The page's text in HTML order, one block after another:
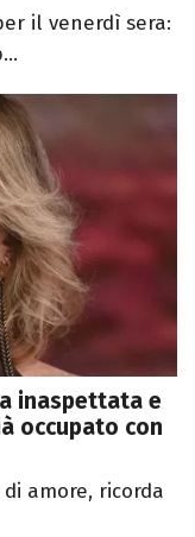
il venerdì sera:
inaspettata e
occupato con
amore, ricorda